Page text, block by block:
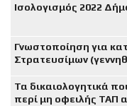
Ισολογισμός 2022
Γνωστοποίηση για
Στρατευσίμων
Τα δικαιολογητικά
περί μη οφειλής ΤΑΠ